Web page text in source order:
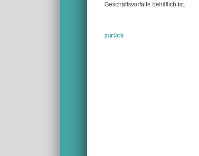
Geschäftsvorfälle behilflich ist.
zurück